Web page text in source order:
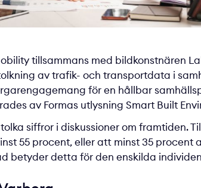
tillsammans med bildkonstnären
av trafik- och transportdata i
för en hållbar
av Formas utlysning Smart Built
siffror i diskussioner om framtiden.
55 procent, eller att minst 35 procent
betyder detta för den enskilda